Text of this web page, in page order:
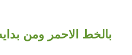
بالخط الاحمر ومن